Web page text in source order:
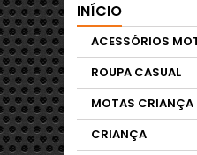
INÍCIO
ACESSÓRIOS
ROUPA CASUAL
MOTAS CRIANÇA
CRIANÇA